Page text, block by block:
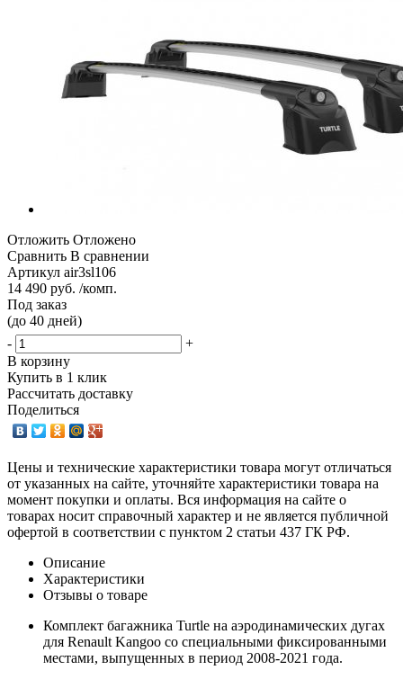
Отложить Отложено
Сравнить В сравнении
Артикул air3sl106
14 490 руб. /комп.
Под заказ
(до 40 дней)
-
+
В корзину
Купить в 1 клик
Рассчитать доставку
Поделиться
Цены и технические характеристики товара могут отличаться
от указанных на сайте, уточняйте характеристики товара на
момент покупки и оплаты. Вся информация на сайте о
товарах носит справочный характер и не является публичной
офертой в соответствии с пунктом 2 статьи 437 ГК РФ.
Описание
Характеристики
Отзывы о товаре
Комплект багажника Turtle на аэродинамических дугах
для Renault Kangoo со специальными фиксированными
местами, выпущенных в период 2008-2021 года.